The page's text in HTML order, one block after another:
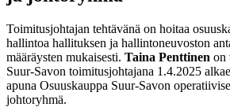
Toimitusjohtajan tehtävänä on hoitaa
hallintoa hallituksen ja hallintoneuvoston
määräysten mukaisesti. Taina Penttinen on
Suur-Savon toimitusjohtajana 1.4.2025
apuna Osuuskauppa Suur-Savon
johtoryhmä.